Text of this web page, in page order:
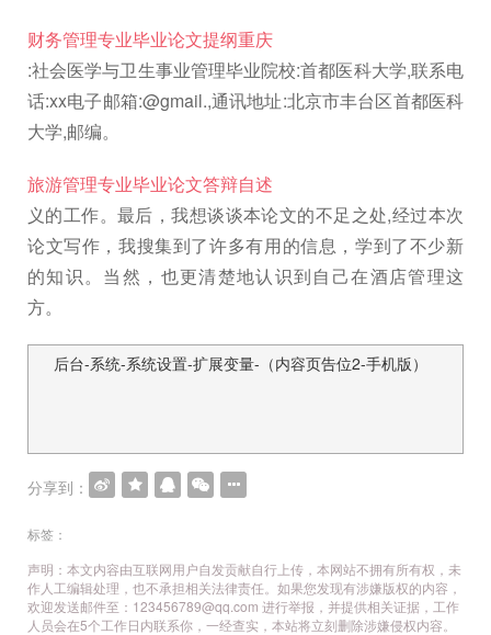
财务管理专业毕业论文提纲重庆
:社会医学与卫生事业管理毕业院校:首都医科大学,联系电
话:xx电子邮箱:@gmail.,通讯地址:北京市丰台区首都医科
大学,邮编。
旅游管理专业毕业论文答辩自述
义的工作。最后，我想谈谈本论文的不足之处,经过本次
论文写作，我搜集到了许多有用的信息，学到了不少新
的知识。当然，也更清楚地认识到自己在酒店管理这
方。
文
导
航
后台-系统-系统设置-扩展变量-（内容页告位2-手机版）
分享到：
标签：
声明：本文内容由互联网用户自发贡献自行上传，本网站不拥有所有权，未
作人工编辑处理，也不承担相关法律责任。如果您发现有涉嫌版权的内容，
欢迎发送邮件至：123456789@qq.com 进行举报，并提供相关证据，工作
人员会在5个工作日内联系你，一经查实，本站将立刻删除涉嫌侵权内容。